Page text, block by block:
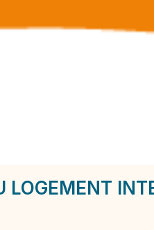
LOGEMENT